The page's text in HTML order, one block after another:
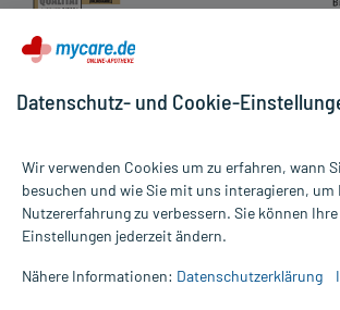
Alle Preise gelten inkl. MwSt., ggf. zzgl.
Informationen auf dieser Website werden
die Untersuchung und Behandlung durch
Datenschutz- und Cookie-
Wir verwenden Cookies um zu erfahren, wann
besuchen und wie Sie mit uns interagieren, um
Nutzererfahrung zu verbessern. Sie können
Einstellungen jederzeit ändern.
Nähere Informationen: Datenschutzerklärung